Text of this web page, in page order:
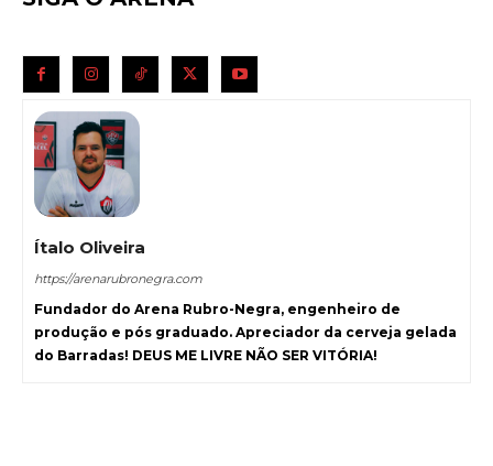
Ítalo Oliveira
https://arenarubronegra.com
Fundador do Arena Rubro-Negra, engenheiro de
produção e pós graduado. Apreciador da cerveja gelada
do Barradas! DEUS ME LIVRE NÃO SER VITÓRIA!